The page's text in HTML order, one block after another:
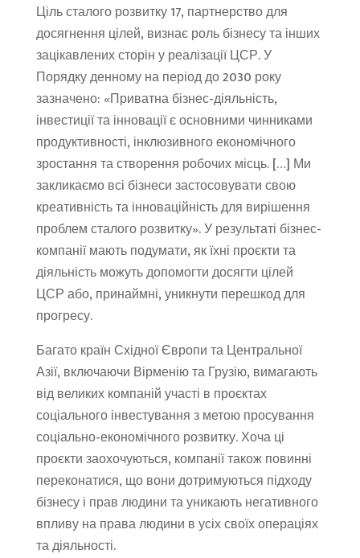
Ціль сталого розвитку 17, партнерство для
досягнення цілей, визнає роль бізнесу та інших
зацікавлених сторін у реалізації ЦСР. У
Порядку денному на період до 2030 року
зазначено: «Приватна бізнес-діяльність,
інвестиції та інновації є основними чинниками
продуктивності, інклюзивного економічного
зростання та створення робочих місць. […] Ми
закликаємо всі бізнеси застосовувати свою
креативність та інноваційність для вирішення
проблем сталого розвитку». У результаті бізнес-
компанії мають подумати, як їхні проєкти та
діяльність можуть допомогти досягти цілей
ЦСР або, принаймні, уникнути перешкод для
прогресу.
Багато країн Східної Європи та Центральної
Азії, включаючи Вірменію та Грузію, вимагають
від великих компаній участі в проєктах
соціального інвестування з метою просування
соціально-економічного розвитку. Хоча ці
проєкти заохочуються, компанії також повинні
переконатися, що вони дотримуються підходу
бізнесу і прав людини та уникають негативного
впливу на права людини в усіх своїх операціях
та діяльності.